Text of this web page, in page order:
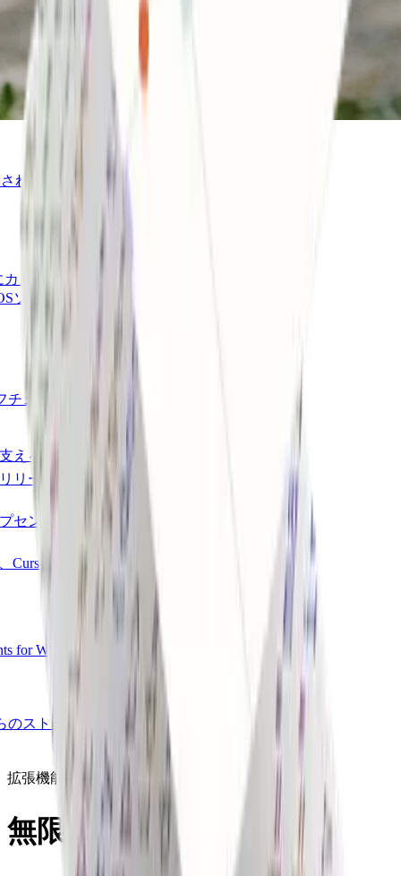
れたチェックアウトOSの背
スタムPOSを構築。
ソリューションを立ち上げ、
チェックアウトキオスク
えるチームについて知る
リースで何が新しくなった
センターで必要なサポート
Cursor、ChatGPTでFinalのフ
for WooCommerce stores:
のストーリー、ガイド、最新
Product
Merchant Hub Manage Manage your business
拡張機能ライブラリ
無限の可能性を探る